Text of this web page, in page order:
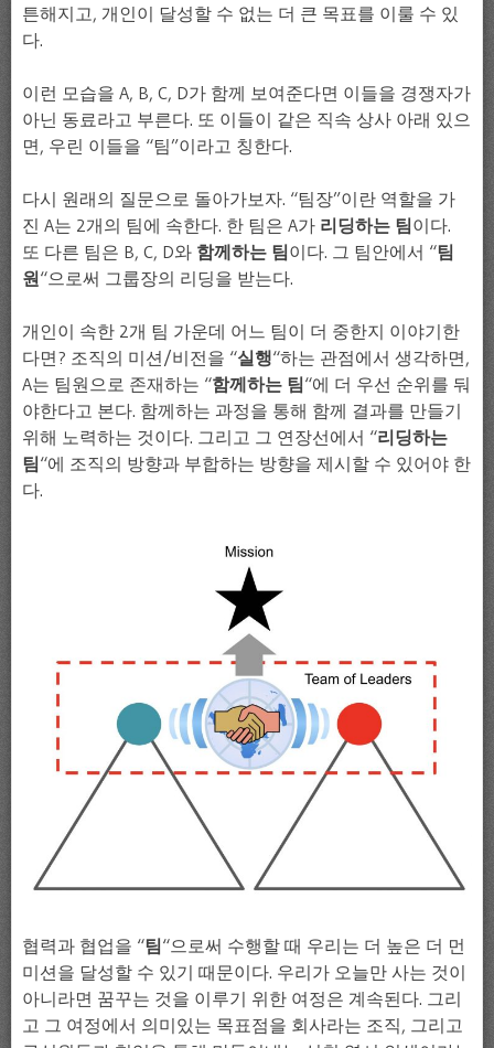
튼해지고, 개인이 달성할 수 없는 더 큰 목표를 이룰 수 있
다.
이런 모습을 A, B, C, D가 함께 보여준다면 이들을 경쟁자가
아닌 동료라고 부른다. 또 이들이 같은 직속 상사 아래 있으
면, 우린 이들을 “팀”이라고 칭한다.
다시 원래의 질문으로 돌아가보자. “팀장”이란 역할을 가
진 A는 2개의 팀에 속한다. 한 팀은 A가 리딩하는 팀이다.
또 다른 팀은 B, C, D와 함께하는 팀이다. 그 팀안에서 “팀
원“으로써 그룹장의 리딩을 받는다.
개인이 속한 2개 팀 가운데 어느 팀이 더 중한지 이야기한
다면? 조직의 미션/비전을 “실행“하는 관점에서 생각하면,
A는 팀원으로 존재하는 “함께하는 팀“에 더 우선 순위를 둬
야한다고 본다. 함께하는 과정을 통해 함께 결과를 만들기
위해 노력하는 것이다. 그리고 그 연장선에서 “리딩하는
팀“에 조직의 방향과 부합하는 방향을 제시할 수 있어야 한
다.
협력과 협업을 “팀“으로써 수행할 때 우리는 더 높은 더 먼
미션을 달성할 수 있기 때문이다. 우리가 오늘만 사는 것이
아니라면 꿈꾸는 것을 이루기 위한 여정은 계속된다. 그리
고 그 여정에서 의미있는 목표점을 회사라는 조직, 그리고